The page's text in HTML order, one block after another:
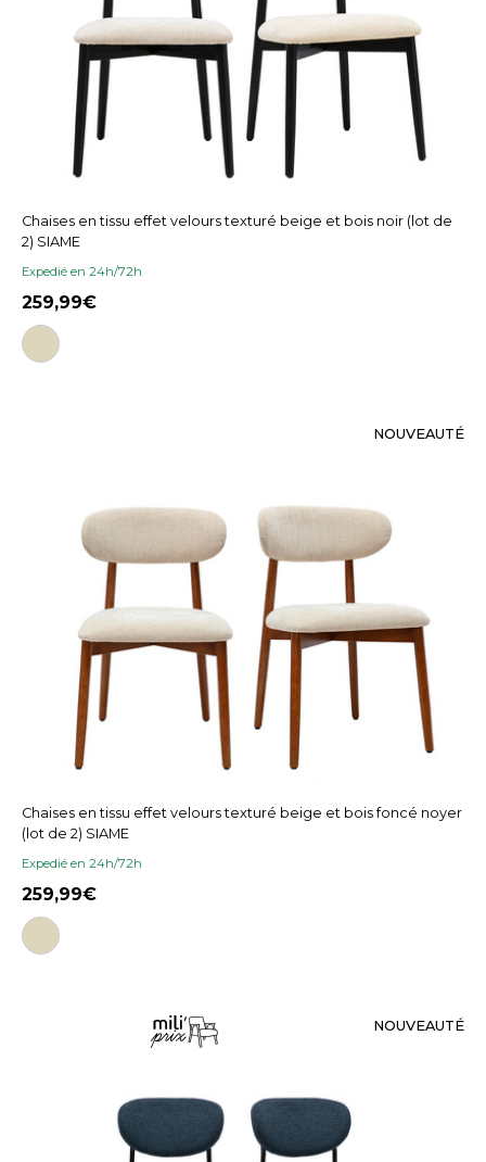
Chaises en tissu effet velours texturé beige et bois noir (lot de
2) SIAME
Expedié en 24h/72h
259,99
NOUVEAUTÉ
Chaises en tissu effet velours texturé beige et bois foncé noyer
(lot de 2) SIAME
Expedié en 24h/72h
259,99
NOUVEAUTÉ